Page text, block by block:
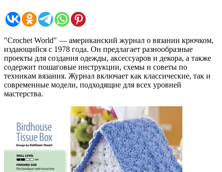
"Crochet World" — американский журнал о вязании крючком,
издающийся с 1978 года. Он предлагает разнообразные
проекты для создания одежды, аксессуаров и декора, а также
содержит пошаговые инструкции, схемы и советы по
техникам вязания. Журнал включает как классические, так и
современные модели, подходящие для всех уровней
мастерства.